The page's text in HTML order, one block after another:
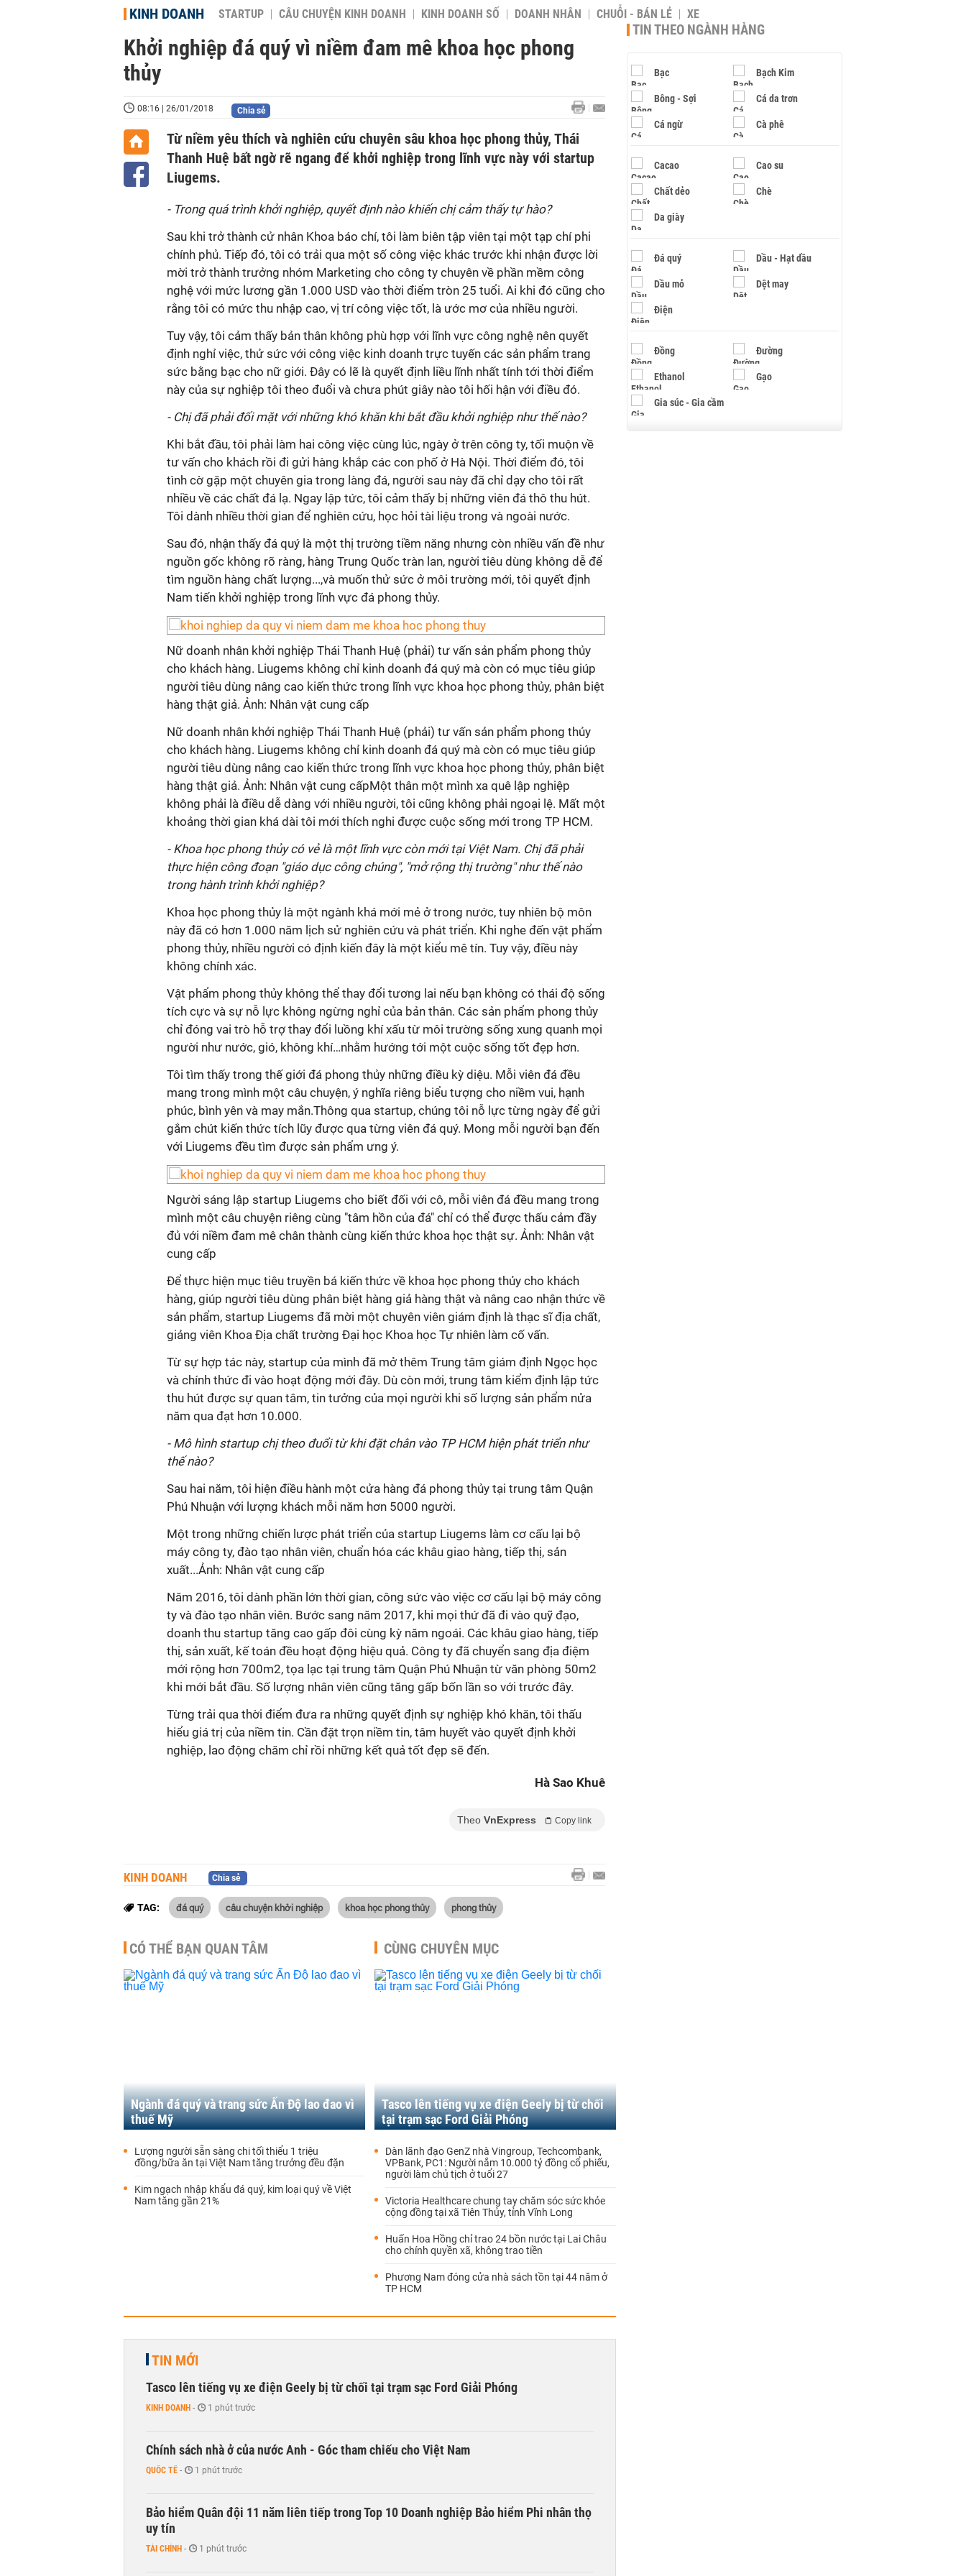
KINH DOANH STARTUP CÂU CHUYỆN KINH DOANH KINH DOANH SỐ DOANH NHÂN CHUỖI - BÁN LẺ XE
Khởi nghiệp đá quý vì niềm đam mê khoa học phong
thủy
08:16 | 26/01/2018 Chia sẻ
Từ niềm yêu thích và nghiên cứu chuyên sâu khoa học phong thủy, Thái
Thanh Huệ bất ngờ rẽ ngang để khởi nghiệp trong lĩnh vực này với startup
Liugems.
- Trong quá trình khởi nghiệp, quyết định nào khiến chị cảm thấy tự hào?
Sau khi trở thành cử nhân Khoa báo chí, tôi làm biên tập viên tại một tạp chí phi
chính phủ. Tiếp đó, tôi có trải qua một số công việc khác trước khi nhận được lời
mời trở thành trưởng nhóm Marketing cho công ty chuyên về phần mềm công
nghệ với mức lương gần 1.000 USD vào thời điểm tròn 25 tuổi. Ai khi đó cũng cho
rằng tôi có mức thu nhập cao, vị trí công việc tốt, là ước mơ của nhiều người.
Tuy vậy, tôi cảm thấy bản thân không phù hợp với lĩnh vực công nghệ nên quyết
định nghỉ việc, thử sức với công việc kinh doanh trực tuyến các sản phẩm trang
sức bằng bạc cho nữ giới. Đây có lẽ là quyết định liều lĩnh nhất tính tới thời điểm
này của sự nghiệp tôi theo đuổi và chưa phút giây nào tôi hối hận với điều đó.
- Chị đã phải đối mặt với những khó khăn khi bắt đầu khởi nghiệp như thế nào?
Khi bắt đầu, tôi phải làm hai công việc cùng lúc, ngày ở trên công ty, tối muộn về
tư vấn cho khách rồi đi gửi hàng khắp các con phố ở Hà Nội. Thời điểm đó, tôi
tình cờ gặp một chuyên gia trong làng đá, người sau này đã chỉ dạy cho tôi rất
nhiều về các chất đá lạ. Ngay lập tức, tôi cảm thấy bị những viên đá thô thu hút.
Tôi dành nhiều thời gian để nghiên cứu, học hỏi tài liệu trong và ngoài nước.
Sau đó, nhận thấy đá quý là một thị trường tiềm năng nhưng còn nhiều vấn đề như
nguồn gốc không rõ ràng, hàng Trung Quốc tràn lan, người tiêu dùng không dễ để
tìm nguồn hàng chất lượng...,và muốn thử sức ở môi trường mới, tôi quyết định
Nam tiến khởi nghiệp trong lĩnh vực đá phong thủy.
Nữ doanh nhân khởi nghiệp Thái Thanh Huệ (phải) tư vấn sản phẩm phong thủy
cho khách hàng. Liugems không chỉ kinh doanh đá quý mà còn có mục tiêu giúp
người tiêu dùng nâng cao kiến thức trong lĩnh vực khoa học phong thủy, phân biệt
hàng thật giả. Ảnh: Nhân vật cung cấp
Nữ doanh nhân khởi nghiệp Thái Thanh Huệ (phải) tư vấn sản phẩm phong thủy
cho khách hàng. Liugems không chỉ kinh doanh đá quý mà còn có mục tiêu giúp
người tiêu dùng nâng cao kiến thức trong lĩnh vực khoa học phong thủy, phân biệt
hàng thật giả. Ảnh: Nhân vật cung cấpMột thân một mình xa quê lập nghiệp
không phải là điều dễ dàng với nhiều người, tôi cũng không phải ngoại lệ. Mất một
khoảng thời gian khá dài tôi mới thích nghi được cuộc sống mới trong TP HCM.
- Khoa học phong thủy có vẻ là một lĩnh vực còn mới tại Việt Nam. Chị đã phải
thực hiện công đoạn "giáo dục công chúng", "mở rộng thị trường" như thế nào
trong hành trình khởi nghiệp?
Khoa học phong thủy là một ngành khá mới mẻ ở trong nước, tuy nhiên bộ môn
này đã có hơn 1.000 năm lịch sử nghiên cứu và phát triển. Khi nghe đến vật phẩm
phong thủy, nhiều người có định kiến đây là một kiểu mê tín. Tuy vậy, điều này
không chính xác.
Vật phẩm phong thủy không thể thay đổi tương lai nếu bạn không có thái độ sống
tích cực và sự nỗ lực không ngừng nghỉ của bản thân. Các sản phẩm phong thủy
chỉ đóng vai trò hỗ trợ thay đổi luồng khí xấu từ môi trường sống xung quanh mọi
người như nước, gió, không khí…nhằm hướng tới một cuộc sống tốt đẹp hơn.
Tôi tìm thấy trong thế giới đá phong thủy những điều kỳ diệu. Mỗi viên đá đều
mang trong mình một câu chuyện, ý nghĩa riêng biểu tượng cho niềm vui, hạnh
phúc, bình yên và may mắn.Thông qua startup, chúng tôi nỗ lực từng ngày để gửi
gắm chút kiến thức tích lũy được qua từng viên đá quý. Mong mỗi người bạn đến
với Liugems đều tìm được sản phẩm ưng ý.
Người sáng lập startup Liugems cho biết đối với cô, mỗi viên đá đều mang trong
mình một câu chuyện riêng cùng "tâm hồn của đá" chỉ có thể được thấu cảm đầy
đủ với niềm đam mê chân thành cùng kiến thức khoa học thật sự. Ảnh: Nhân vật
cung cấp
Để thực hiện mục tiêu truyền bá kiến thức về khoa học phong thủy cho khách
hàng, giúp người tiêu dùng phân biệt hàng giả hàng thật và nâng cao nhận thức về
sản phẩm, startup Liugems đã mời một chuyên viên giám định là thạc sĩ địa chất,
giảng viên Khoa Địa chất trường Đại học Khoa học Tự nhiên làm cố vấn.
Từ sự hợp tác này, startup của mình đã mở thêm Trung tâm giám định Ngọc học
và chính thức đi vào hoạt động mới đây. Dù còn mới, trung tâm kiểm định lập tức
thu hút được sự quan tâm, tin tưởng của mọi người khi số lượng sản phẩm nửa
năm qua đạt hơn 10.000.
- Mô hình startup chị theo đuổi từ khi đặt chân vào TP HCM hiện phát triển như
thế nào?
Sau hai năm, tôi hiện điều hành một cửa hàng đá phong thủy tại trung tâm Quận
Phú Nhuận với lượng khách mỗi năm hơn 5000 người.
Một trong những chiến lược phát triển của startup Liugems làm cơ cấu lại bộ
máy công ty, đào tạo nhân viên, chuẩn hóa các khâu giao hàng, tiếp thị, sản
xuất...Ảnh: Nhân vật cung cấp
Năm 2016, tôi dành phần lớn thời gian, công sức vào việc cơ cấu lại bộ máy công
ty và đào tạo nhân viên. Bước sang năm 2017, khi mọi thứ đã đi vào quỹ đạo,
doanh thu startup tăng cao gấp đôi cùng kỳ năm ngoái. Các khâu giao hàng, tiếp
thị, sản xuất, kế toán đều hoạt động hiệu quả. Công ty đã chuyển sang địa điệm
mới rộng hơn 700m2, tọa lạc tại trung tâm Quận Phú Nhuận từ văn phòng 50m2
khi mới bắt đầu. Số lượng nhân viên cũng tăng gấp bốn lần so với trước đây.
Từng trải qua thời điểm đưa ra những quyết định sự nghiệp khó khăn, tôi thấu
hiểu giá trị của niềm tin. Cần đặt trọn niềm tin, tâm huyết vào quyết định khởi
nghiệp, lao động chăm chỉ rồi những kết quả tốt đẹp sẽ đến.
Hà Sao Khuê
Theo VnExpress Copy link
KINH DOANH Chia sẻ
TAG: đá quý câu chuyện khởi nghiệp khoa học phong thủy phong thủy
CÓ THỂ BẠN QUAN TÂM
Ngành đá quý và trang sức Ấn Độ lao đao vì
thuế Mỹ
Lượng người sẵn sàng chi tối thiểu 1 triệu
đồng/bữa ăn tại Việt Nam tăng trưởng đều đặn
Kim ngạch nhập khẩu đá quý, kim loại quý về Việt
Nam tăng gần 21%
CÙNG CHUYÊN MỤC
Tasco lên tiếng vụ xe điện Geely bị từ chối
tại trạm sạc Ford Giải Phóng
Dàn lãnh đạo GenZ nhà Vingroup, Techcombank,
VPBank, PC1: Người nắm 10.000 tỷ đồng cổ phiếu,
người làm chủ tịch ở tuổi 27
Victoria Healthcare chung tay chăm sóc sức khỏe
cộng đồng tại xã Tiên Thủy, tỉnh Vĩnh Long
Huấn Hoa Hồng chỉ trao 24 bồn nước tại Lai Châu
cho chính quyền xã, không trao tiền
Phương Nam đóng cửa nhà sách tồn tại 44 năm ở
TP HCM
TIN MỚI
Tasco lên tiếng vụ xe điện Geely bị từ chối tại trạm sạc Ford Giải Phóng
KINH DOANH - 1 phút trước
Chính sách nhà ở của nước Anh - Góc tham chiếu cho Việt Nam
QUỐC TẾ - 1 phút trước
Bảo hiểm Quân đội 11 năm liên tiếp trong Top 10 Doanh nghiệp Bảo hiểm Phi nhân thọ
uy tín
TÀI CHÍNH - 1 phút trước
TIN THEO NGÀNH HÀNG
Bạc Bạch Kim
Bông - Sợi Cá da trơn
Cá ngừ Cà phê
Cacao Cao su
Chất dẻo Chè
Da giày
Đá quý Dầu - Hạt dầu
Dầu mỏ Dệt may
Điện
Đồng Đường
Ethanol Gạo
Gia súc - Gia cầm